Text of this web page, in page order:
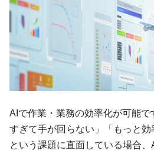
AIで作業・業務の効率化が可能で
すぎて手が回らない」「もっと効
という課題に直面している場合